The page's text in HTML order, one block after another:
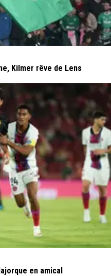
Kilmer rêve de Lens
en amical